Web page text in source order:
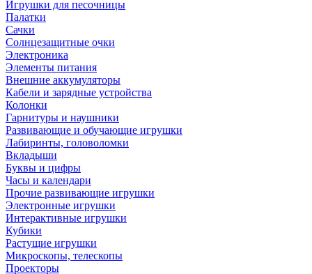
Игрушки для песочницы
Палатки
Сачки
Солнцезащитные очки
Электроника
Элементы питания
Внешние аккумуляторы
Кабели и зарядные устройства
Колонки
Гарнитуры и наушники
Развивающие и обучающие игрушки
Лабиринты, головоломки
Вкладыши
Буквы и цифры
Часы и календари
Прочие развивающие игрушки
Электронные игрушки
Интерактивные игрушки
Кубики
Растущие игрушки
Микроскопы, телескопы
Проекторы